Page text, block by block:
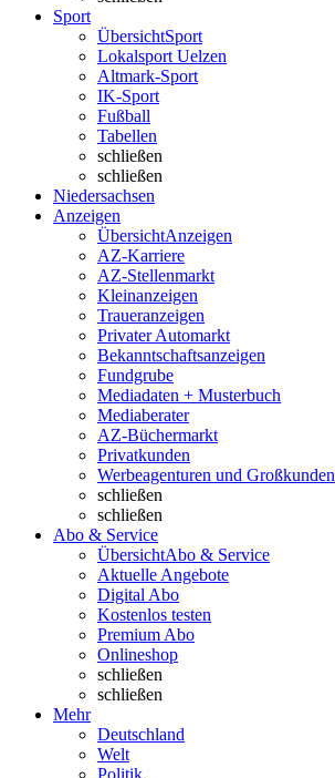
Sport
ÜbersichtSport
Lokalsport Uelzen
Altmark-Sport
IK-Sport
Fußball
Tabellen
schließen
schließen
Niedersachsen
Anzeigen
ÜbersichtAnzeigen
AZ-Karriere
AZ-Stellenmarkt
Kleinanzeigen
Traueranzeigen
Privater Automarkt
Bekanntschaftsanzeigen
Fundgrube
Mediadaten + Musterbuch
Mediaberater
AZ-Büchermarkt
Privatkunden
Werbeagenturen und Großkunden
schließen
schließen
Abo & Service
ÜbersichtAbo & Service
Aktuelle Angebote
Digital Abo
Kostenlos testen
Premium Abo
Onlineshop
schließen
schließen
Mehr
Deutschland
Welt
Politik